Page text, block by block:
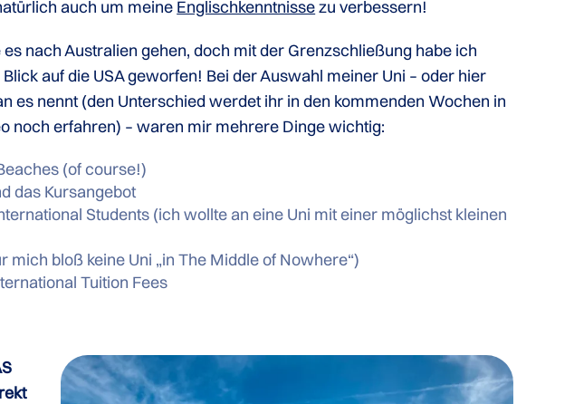
auch um meine Englischkenntnissezu verbessern!
nach Australien gehen, doch mit der Grenzschließung habe ich
auf die USA geworfen! Bei der Auswahl meiner Uni – oder hier
es nennt (den Unterschied werdet ihr in den kommenden Wochen in
noch erfahren) – waren mir mehrere Dinge wichtig:
(of course!)
das Kursangebot
Students (ich wollte an eine Uni mit einer möglichst kleinen
mich bloß keine Uni „in The Middle of Nowhere“)
Tuition Fees